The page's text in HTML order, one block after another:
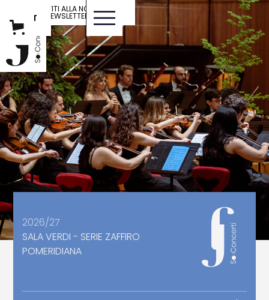
ENG
IT
ISCRIVITI ALLA NOSTRA
NEWSLETTER
2026/27
SALA VERDI - SERIE ZAFFIRO
POMERIDIANA